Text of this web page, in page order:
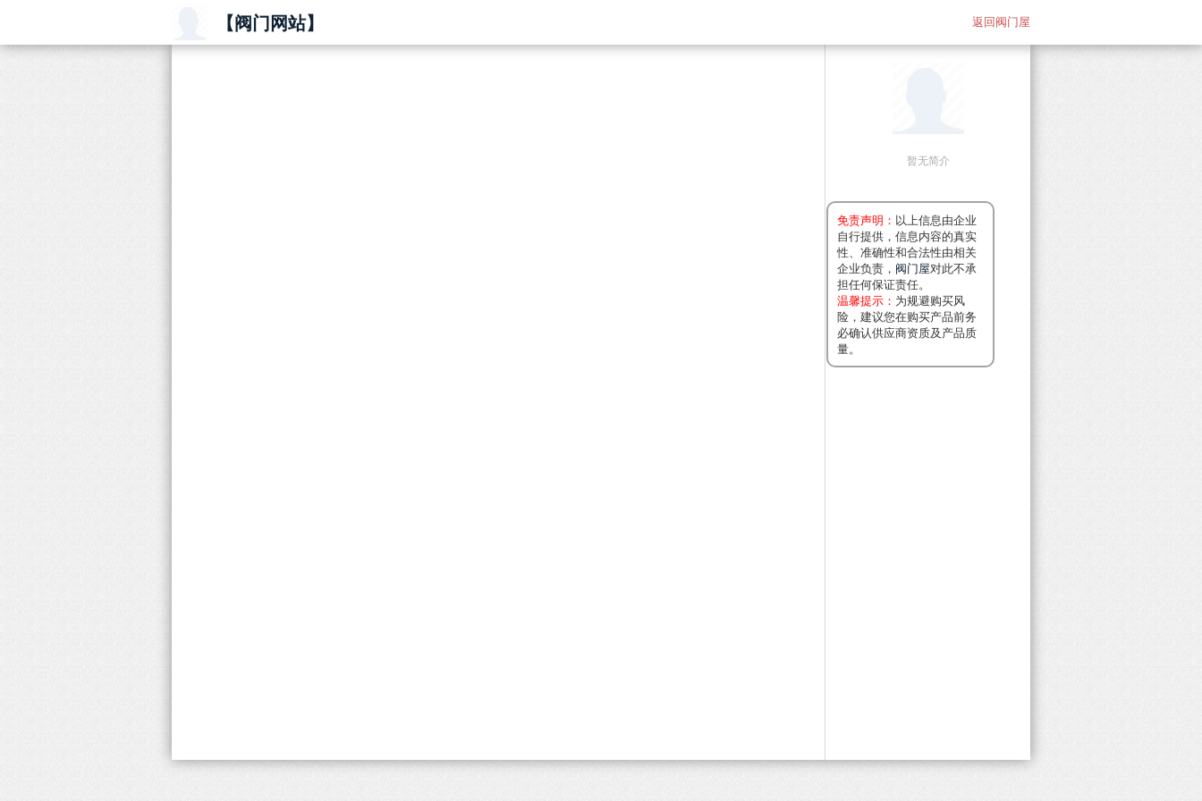
【阀门网站】 返回阀门屋
暂无简介
免责声明： 以上信息由企业
自行提供，信息内容的真实
性、准确性和合法性由相关
企业负责， 阀门屋对此不承
担任何保证责任。
温馨提示： 为规避购买风
险，建议您在购买产品前务
必确认供应商资质及产品质
量。